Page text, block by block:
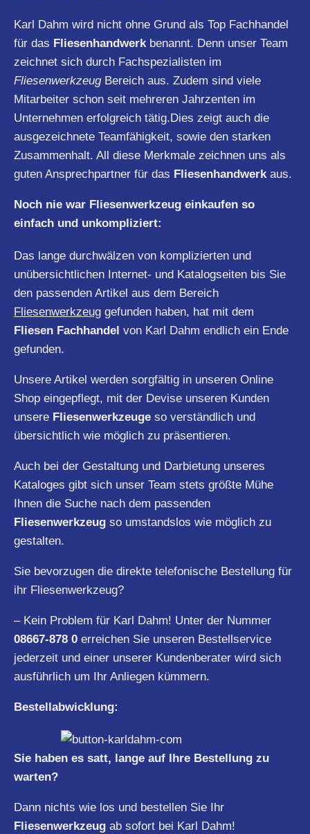
Karl Dahm wird nicht ohne Grund als Top Fachhandel
für das Fliesenhandwerkbenannt. Denn unser Team
zeichnet sich durch Fachspezialisten im
FliesenwerkzeugBereich aus. Zudem sind viele
Mitarbeiter schon seit mehreren Jahrzenten im
Unternehmen erfolgreich tätig.Dies zeigt auch die
ausgezeichnete Teamfähigkeit, sowie den starken
Zusammenhalt. All diese Merkmale zeichnen uns als
guten Ansprechpartner für das Fliesenhandwerkaus.
Noch nie war Fliesenwerkzeug einkaufen so
einfach und unkompliziert:
Das lange durchwälzen von komplizierten und
unübersichtlichen Internet- und Katalogseiten bis Sie
den passenden Artikel aus dem Bereich
Fliesenwerkzeug gefunden haben, hat mit dem
Fliesen Fachhandel von Karl Dahm endlich ein Ende
gefunden.
Unsere Artikel werden sorgfältig in unseren Online
Shop eingepflegt, mit der Devise unseren Kunden
unsere Fliesenwerkzeuge so verständlich und
übersichtlich wie möglich zu präsentieren.
Auch bei der Gestaltung und Darbietung unseres
Kataloges gibt sich unser Team stets größte Mühe
Ihnen die Suche nach dem passenden
Fliesenwerkzeug so umstandslos wie möglich zu
gestalten.
Sie bevorzugen die direkte telefonische Bestellung für
ihr Fliesenwerkzeug?
– Kein Problem für Karl Dahm! Unter der Nummer
08667-878 0 erreichen Sie unseren Bestellservice
jederzeit und einer unserer Kundenberater wird sich
ausführlich um Ihr Anliegen kümmern.
Bestellabwicklung:
Sie haben es satt, lange auf Ihre Bestellung zu
warten?
Dann nichts wie los und bestellen Sie Ihr
Fliesenwerkzeug ab sofort bei Karl Dahm!